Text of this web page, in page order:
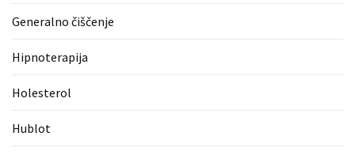
na
(1)
Pergotende
Generalno čiščenje
Hipnoterapija
Holesterol
Hublot